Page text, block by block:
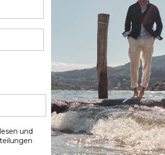
aus den besten italienischen
Stoffen.
und